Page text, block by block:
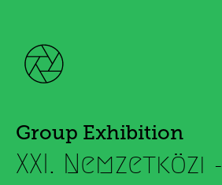
Group Exhibition
XXI. Nemzetközi -